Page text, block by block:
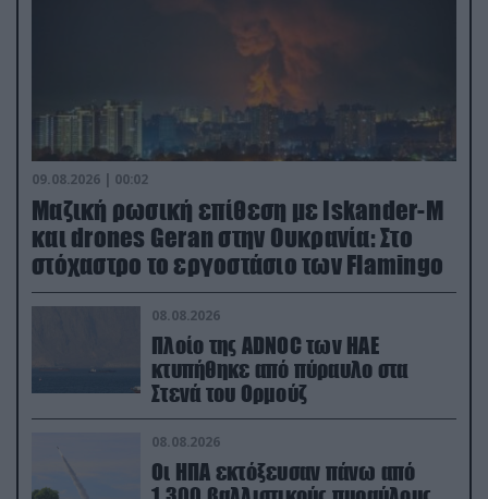
09.08.2026 | 00:02
Μαζική ρωσική επίθεση με Iskander-M
και drones Geran στην Ουκρανία: Στο
στόχαστρο το εργοστάσιο των Flamingo
08.08.2026
Πλοίο της ADNOC των ΗΑΕ
κτυπήθηκε από πύραυλο στα
Στενά του Ορμούζ
08.08.2026
Οι ΗΠΑ εκτόξευσαν πάνω από